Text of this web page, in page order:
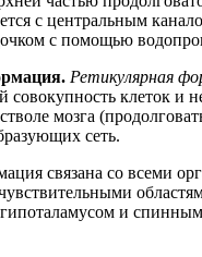
с центральным
с помощью
Ретикулярная
совокупность клеток и
мозга
сеть.
связана со всеми
гипоталамусом и